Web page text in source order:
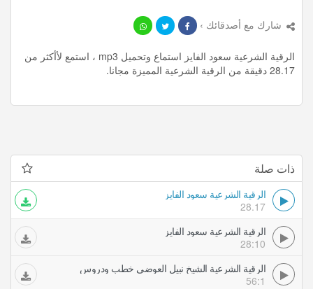
شارك مع أصدقائك ›
الرقية الشرعية سعود الفايز استماع وتحميل mp3 ، استمع لأأكثر من
28.17 دقيقة من الرقية الشرعية المميزة مجانا.
ذات صلة
الرقية الشرعية سعود الفايز
28.17
الرقية الشرعية سعود الفايز
28:10
الرقية الشرعية الشيخ نبيل العوضي خطب ودروس
56:1